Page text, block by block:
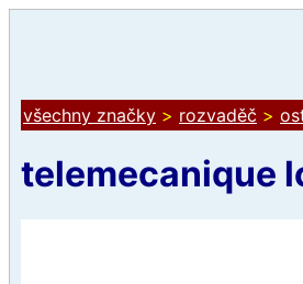
všechny značky > rozvaděč >
telemecanique